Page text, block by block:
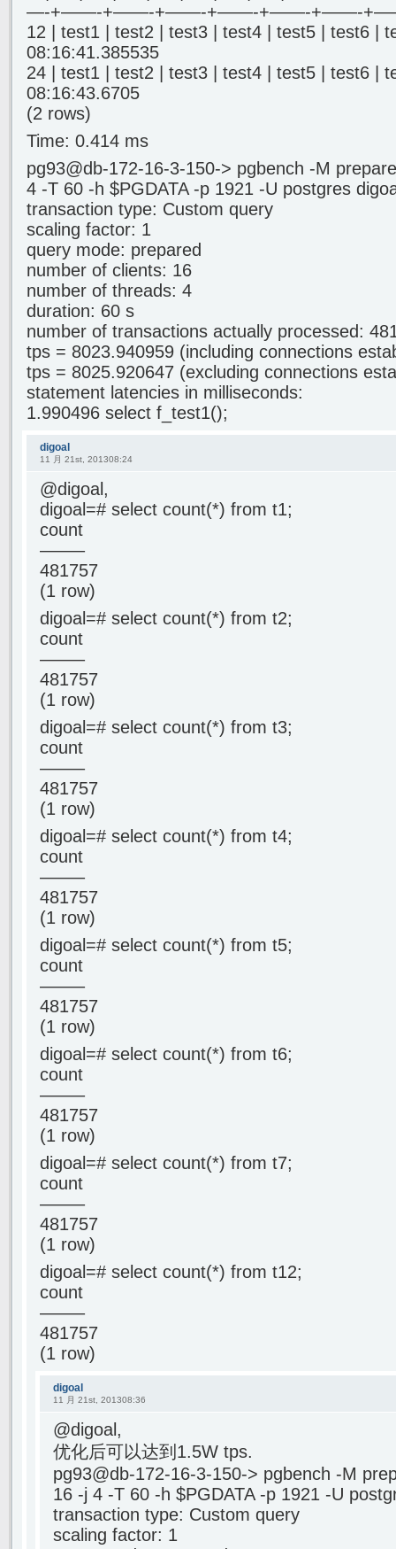
—-+——-+——-+——-+——-+——-+——-
12 | test1 | test2 | test3 | test4 | test5 | test6 |
08:16:41.385535
24 | test1 | test2 | test3 | test4 | test5 | test6 |
08:16:43.6705
(2 rows)
Time: 0.414 ms
pg93@db-172-16-3-150-> pgbench -M
4 -T 60 -h $PGDATA -p 1921 -U postgres
transaction type: Custom query
scaling factor: 1
query mode: prepared
number of clients: 16
number of threads: 4
duration: 60 s
number of transactions actually processed:
tps = 8023.940959 (including connections
tps = 8025.920647 (excluding connections
statement latencies in milliseconds:
1.990496 select f_test1();
digoal
11 月 21st, 201308:24
@digoal,
digoal=# select count(*) from t1;
count
——–
481757
(1 row)
digoal=# select count(*) from t2;
count
——–
481757
(1 row)
digoal=# select count(*) from t3;
count
——–
481757
(1 row)
digoal=# select count(*) from t4;
count
——–
481757
(1 row)
digoal=# select count(*) from t5;
count
——–
481757
(1 row)
digoal=# select count(*) from t6;
count
——–
481757
(1 row)
digoal=# select count(*) from t7;
count
——–
481757
(1 row)
digoal=# select count(*) from t12;
count
——–
481757
(1 row)
digoal
11 月 21st, 201308:36
@digoal,
优化后可以达到1.5W tps.
pg93@db-172-16-3-150-> pgbench -M
16 -j 4 -T 60 -h $PGDATA -p 1921 -U
transaction type: Custom query
scaling factor: 1